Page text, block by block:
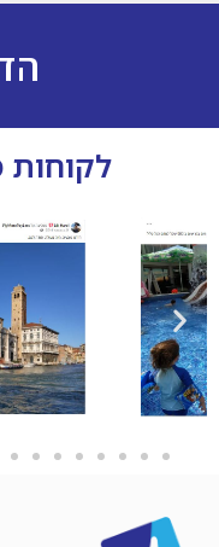
לקוחות